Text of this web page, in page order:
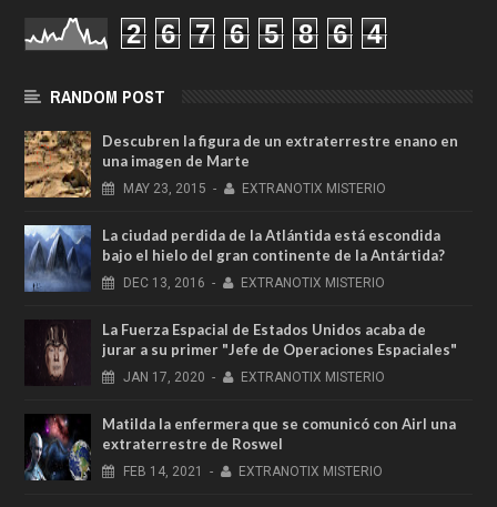
2 6 7 6 5 8 6 4
RANDOM POST
Descubren la figura de un extraterrestre enano en
una imagen de Marte
MAY 23, 2015 - EXTRANOTIX MISTERIO
La ciudad perdida de la Atlántida está escondida
bajo el hielo del gran continente de la Antártida?
DEC 13, 2016 - EXTRANOTIX MISTERIO
La Fuerza Espacial de Estados Unidos acaba de
jurar a su primer "Jefe de Operaciones Espaciales"
JAN 17, 2020 - EXTRANOTIX MISTERIO
Matilda la enfermera que se comunicó con Airl una
extraterrestre de Roswel
FEB 14, 2021 - EXTRANOTIX MISTERIO